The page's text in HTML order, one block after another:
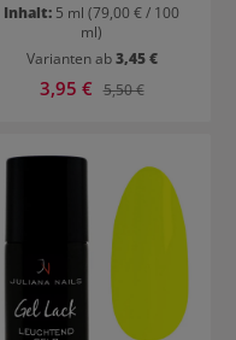
Inhalt: 5 ml (79,00 € / 100
ml)
Varianten ab3,45 €
Verkaufspreis:
3,95 € Regulärer Preis:
5,50 €